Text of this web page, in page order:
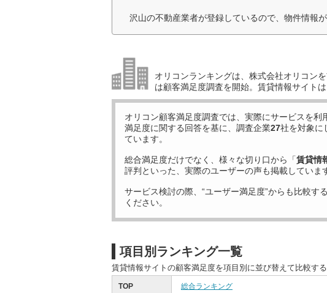
沢山の不動産業者が登録しているので、物件情報
オリコンランキングは、株式会社オリコン
は顧客満足度調査を開始。賃貸情報サイト
オリコン顧客満足度調査では、実際にサービスを利
満足度に関する回答を基に、調査企業27社を対象に
ています。
総合満足度だけでなく、様々な切り口から「賃貸情
評判といった、実際のユーザーの声も掲載していま
サービス検討の際、“ユーザー満足度”からも比較す
ください。
項目別ランキング一覧
賃貸情報サイトの顧客満足度を項目別に並び替えて比較する
TOP 総合ランキング